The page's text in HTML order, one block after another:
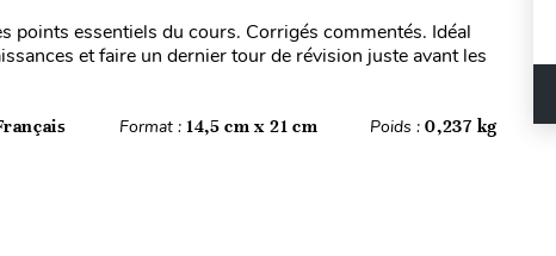
points essentiels du cours. Corrigés commentés. Idéal
et faire un dernier tour de révision juste avant les
Format : 14,5 cm x 21 cm Poids :0,237 kg